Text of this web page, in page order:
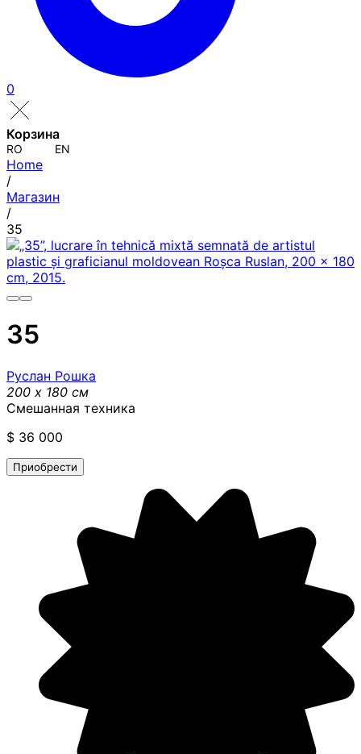
0
Корзина
RO EN
Home
/
Магазин
/
35
35
Руслан Рошка
200 x 180 см
Смешанная техника
$ 36 000
Приобрести